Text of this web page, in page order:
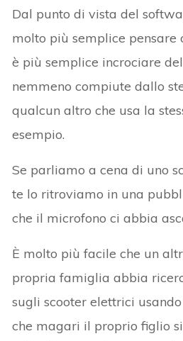
Dal punto di vista del
molto più semplice pensare
è più semplice incrociare
nemmeno compiute dallo
qualcun altro che usa la
esempio.
Se parliamo a cena di uno
te lo ritroviamo in una
che il microfono ci abbia
È molto più facile che un
propria famiglia abbia
sugli scooter elettrici
che magari il proprio figlio